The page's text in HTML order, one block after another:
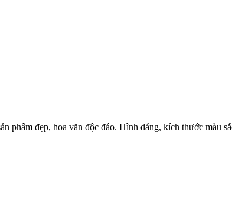
phẩm đẹp, hoa văn độc đáo. Hình dáng, kích thước màu